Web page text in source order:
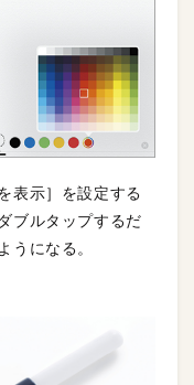
表示］を設定する
ブルタップするだ
うになる。